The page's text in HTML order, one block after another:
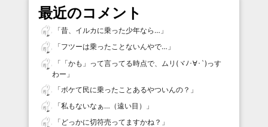
最近のコメント
「昔、イルカに乗った少年なら… 」
「フツーは乗ったことないんやで… 」
「 「かも」って言ってる時点で、ムリ(ヾﾉ･∀･`)っす
わー 」
「ボケて民に乗ったことあるやついんの？ 」
「私もないなぁ…（遠い目）
」
「 どっかに切符売ってますかね？ 」